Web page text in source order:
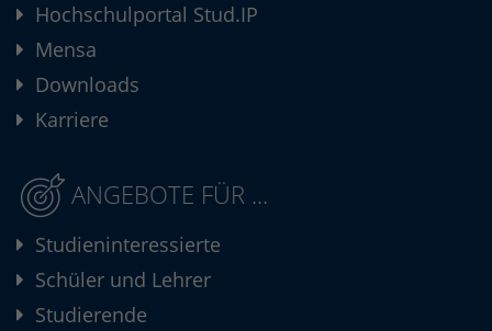
Hochschulportal Stud.IP
Mensa
Downloads
Karriere
ANGEBOTE FÜR ...
Studieninteressierte
Schüler und Lehrer
Studierende